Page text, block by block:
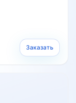
Заказать